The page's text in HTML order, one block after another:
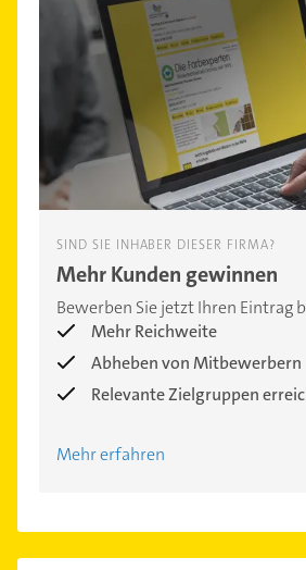
SIND SIE INHABER DIESER FIRMA?
Mehr Kunden gewinnen
Bewerben Sie jetzt Ihren Eintrag
Mehr Reichweite
Abheben von Mitbewerbern
Relevante Zielgruppen
Mehr erfahren